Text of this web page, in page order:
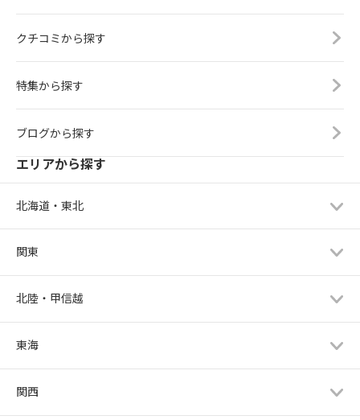
クチコミから探す
特集から探す
ブログから探す
エリアから探す
北海道・東北
関東
北陸・甲信越
東海
関西